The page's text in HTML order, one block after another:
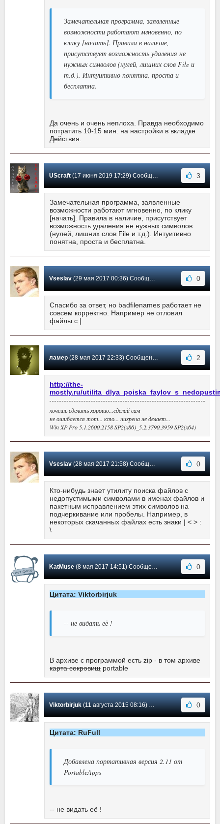
Замечательная программа, заявленные
возможности работают мгновенно, по
клику [начать]. Правила в наличие,
присутствует возможность удаления не
нужных символов (нулей, лишних слов File и
т.д.). Интуитивно понятна, проста и
бесплатна.
Да очень и очень неплоха. Правда необходимо
потратить 10-15 мин. на настройки в вкладке
Действия.
UScraft(17 июня 2019 17:29) Сообщение #10 3
Замечательная программа, заявленные
возможности работают мгновенно, по клику
[начать]. Правила в наличие, присутствует
возможность удаления не нужных символов
(нулей, лишних слов File и т.д.). Интуитивно
понятна, проста и бесплатна.
Vseslav(29 мая 2017 00:36) Сообщение #9 0
Спасибо за ответ, но badfilenames работает не
совсем корректно. Например не отловил
файлы с |
ламер(28 мая 2017 22:33) Сообщение #8 2
http://the-
mostly.ru/
хочешь сделать хорошо...сделай сам
не ошибается тот... кто... нихрена не делает...
Win XP Pro 5.1.2600.2158 SP2(x86)_5.2.3790.3959 SP2(x64)
Vseslav(28 мая 2017 21:58) Сообщение #7 0
Кто-нибудь знает утилиту поиска файлов с
недопустимыми символами в именах файлов и
пакетным исправлением этих символов на
подчеркивание или пробелы. Например, в
некоторых скачанных файлах есть знаки | < > :
\
KatMuse(8 мая 2017 14:51) Сообщение #6 0
Цитата: Viktorbirjuk
-- не видать её !
В архиве с программой есть zip - в том архиве
карта сокровищ portable
Viktorbirjuk(11 августа 2015 08:16) Сообщение #5 0
Цитата: RuFull
Добавлена портативная версия 2.11 от
PortableApps
-- не видать её !